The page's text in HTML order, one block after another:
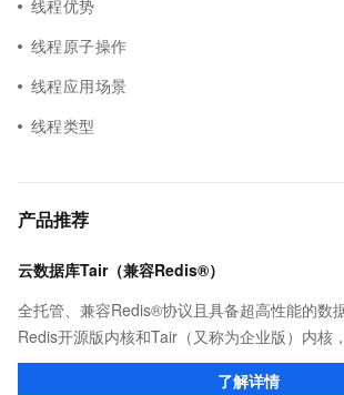
线程优势
线程原子操作
线程应用场景
线程类型
产品推荐
云数据库Tair（兼容Redis®）
全托管、兼容Redis®协议且具备超高性能的数
Redis开源版内核和Tair（又称为企业版）内核
证亚毫秒级的稳定时延，为应用程序起到加速
了解详情